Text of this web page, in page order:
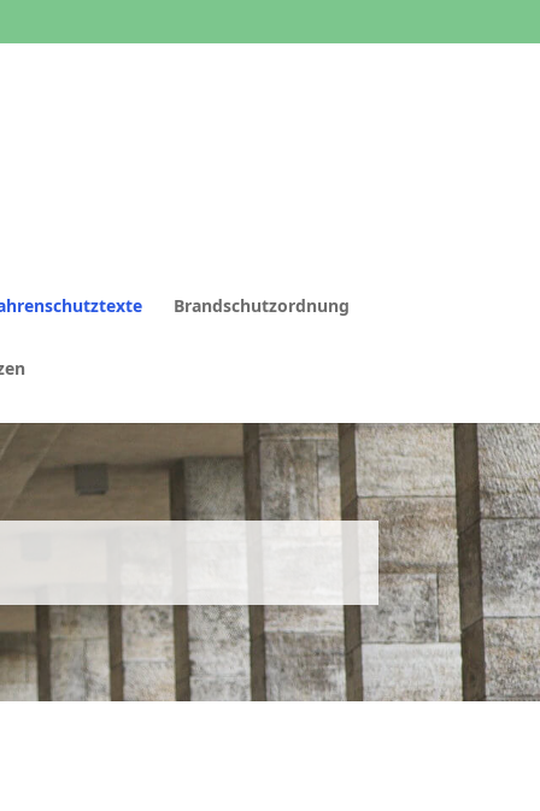
Brandschutzordnung